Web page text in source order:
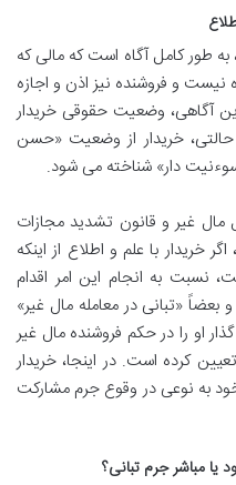
به طور کامل آگاه است که مالی که
نیست و فروشنده نیز اذن و اجازه
آگاهی، وضعیت حقوقی خریدار
خریدار از وضعیت «حسن
دار» شناخته می شود.
مال غیر و قانون تشدید مجازات
خریدار با علم و اطلاع از اینکه
نسبت به انجام این امر اقدام
بعضاً «تبانی در معامله مال غیر»
او را در حکم فروشنده مال غیر
کرده است. در اینجا، خریدار
به نوعی در وقوع جرم مشارکت
یا مباشر جرم تبانی؟